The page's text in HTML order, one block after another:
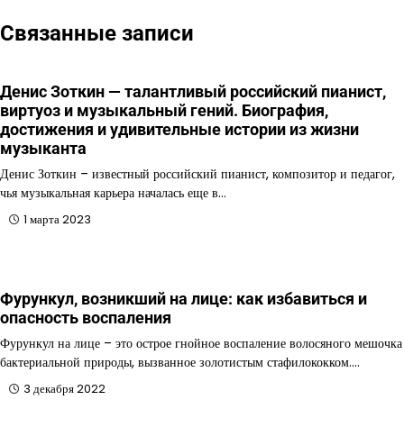
Связанные записи
Денис Зоткин — талантливый российский пианист,
виртуоз и музыкальный гений. Биография,
достижения и удивительные истории из жизни
музыканта
Денис Зоткин – известный российский пианист, композитор и педагог,
чья музыкальная карьера началась еще в…
1 марта 2023
Фурункул, возникший на лице: как избавиться и
опасность воспаления
Фурункул на лице – это острое гнойное воспаление волосяного мешочка
бактериальной природы, вызванное золотистым стафилококком.…
3 декабря 2022